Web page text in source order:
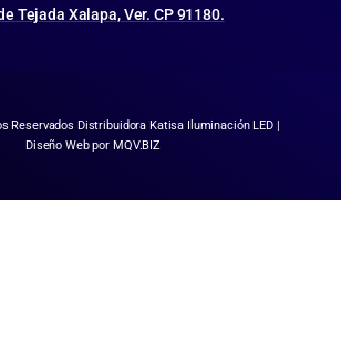
Tejada Xalapa, Ver. CP 91180.
Reservados Distribuidora Katisa Iluminación LED |
Diseño Web por MQV.BIZ